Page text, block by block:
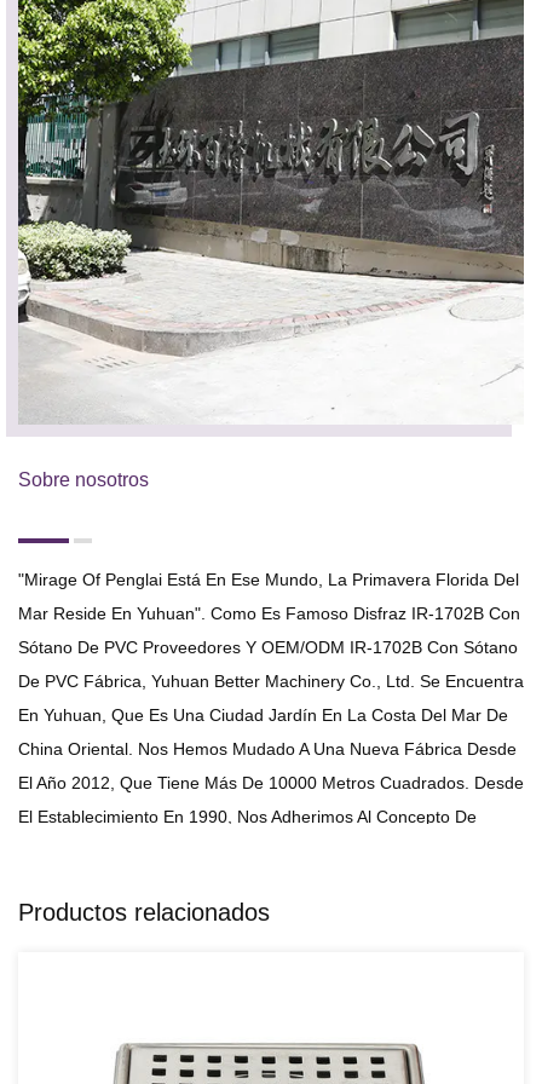
Sobre nosotros
"Mirage Of Penglai Está En Ese Mundo, La Primavera Florida Del
Mar Reside En Yuhuan". Como Es Famoso Disfraz IR-1702B Con
Sótano De PVC Proveedores Y OEM/ODM IR-1702B Con Sótano
De PVC Fábrica , Yuhuan Better Machinery Co., Ltd. Se Encuentra
En Yuhuan, Que Es Una Ciudad Jardín En La Costa Del Mar De
China Oriental. Nos Hemos Mudado A Una Nueva Fábrica Desde
El Año 2012, Que Tiene Más De 10000 Metros Cuadrados. Desde
El Establecimiento En 1990, Nos Adherimos Al Concepto De
Desarrollar La Empresa De Estampados, Drenaje Lineal, Drenaje
Equipo De Élite Profesional De Desarrollo De Moldes E
Productos relacionados